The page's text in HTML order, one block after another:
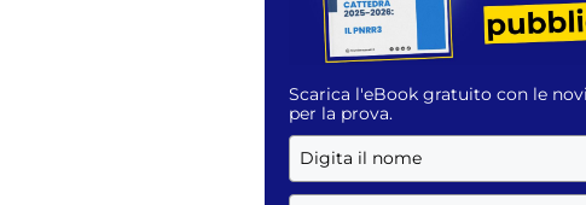
Scarica l'eBook gratuito con le
per la prova.